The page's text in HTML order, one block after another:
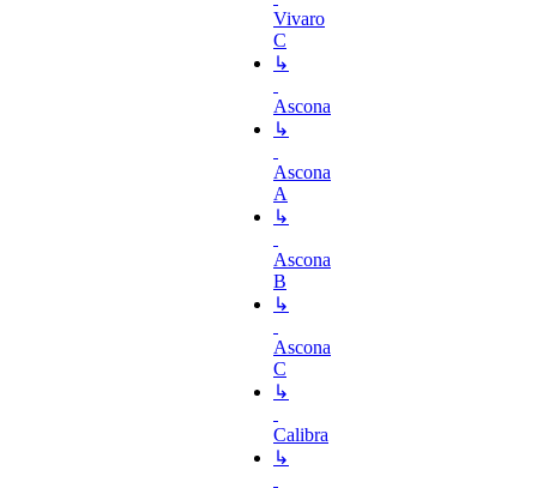
Vivaro
C
↳
Ascona
↳
Ascona
A
↳
Ascona
B
↳
Ascona
C
↳
Calibra
↳